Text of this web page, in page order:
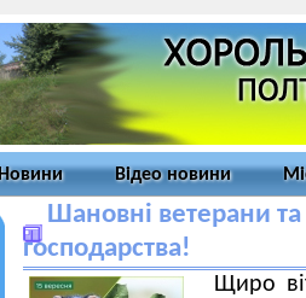
Новини Відео новини
Шановні ветерани та
господарства!
Щиро